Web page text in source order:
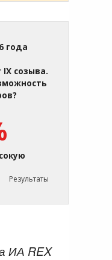
года
созыва.
Результаты
ИА REX